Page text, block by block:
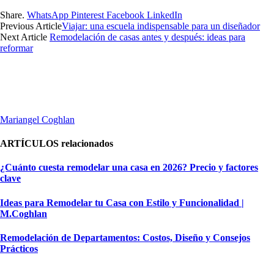
Share. WhatsApp Pinterest Facebook LinkedIn
Previous ArticleViajar: una escuela indispensable para un diseñador
Next Article Remodelación de casas antes y después: ideas para
reformar
Mariangel Coghlan
ARTÍCULOS relacionados
¿Cuánto cuesta remodelar una casa en 2026? Precio y factores
clave
Ideas para Remodelar tu Casa con Estilo y Funcionalidad |
M.Coghlan
Remodelación de Departamentos: Costos, Diseño y Consejos
Prácticos